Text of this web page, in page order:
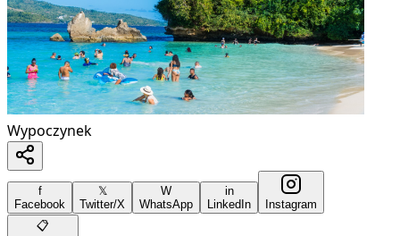
Wypoczynek
f
Facebook
𝕏
Twitter/X
W
WhatsApp
in
LinkedIn
Instagram
📋